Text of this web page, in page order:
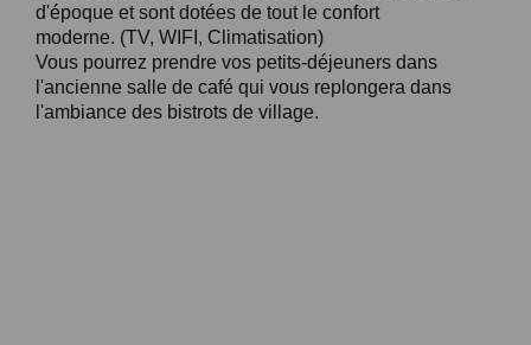
d'époque et sont dotées de tout le confort
moderne. (TV, WIFI, Climatisation)
Vous pourrez prendre vos petits-déjeuners dans
l'ancienne salle de café qui vous replongera dans
l'ambiance des bistrots de village.